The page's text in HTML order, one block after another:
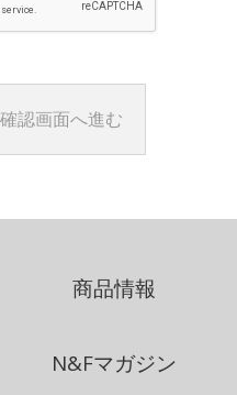
商品情報
N&Fマガジン